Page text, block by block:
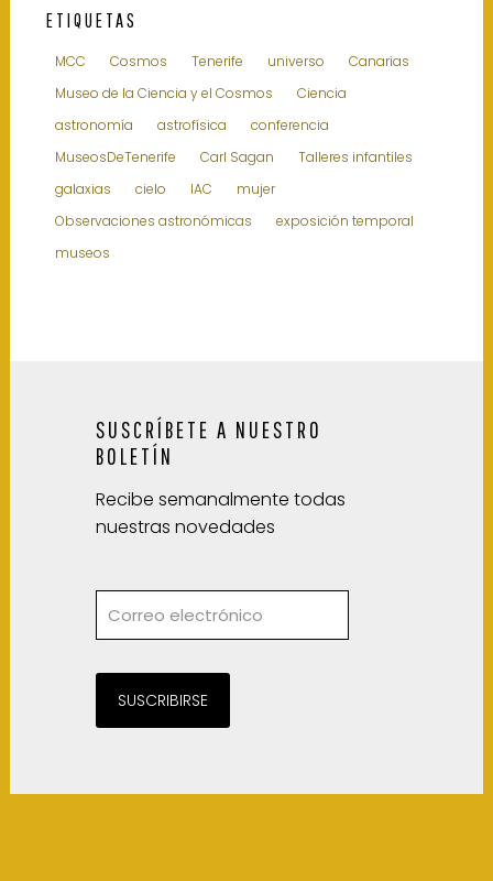
ETIQUETAS
MCC Cosmos Tenerife universo
Canarias
Museo de la Ciencia y el Cosmos
Ciencia
astronomía
astrofísica
conferencia
MuseosDeTenerife
Carl Sagan
Talleres infantiles
galaxias
cielo IAC
mujer
Observaciones astronómicas
exposición temporal
museos
SUSCRÍBETE A NUESTRO
BOLETÍN
Recibe semanalmente todas
nuestras novedades
SUSCRIBIRSE